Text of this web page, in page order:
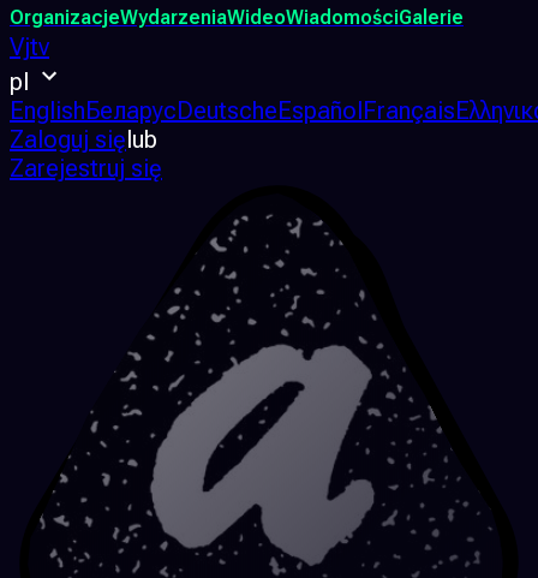
OrganizacjeWydarzeniaWideoWiadomościGalerie
Vjtv
pl
EnglishБеларусDeutscheEspañolFrançais
Zaloguj sięlub
Zarejestruj się